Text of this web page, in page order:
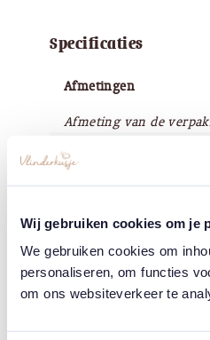
Wij gebruiken cookies om je
We gebruiken cookies om
personaliseren, om functies
om ons websiteverkeer te
Specificaties
Afmetingen
Afmeting van de
Waarden
Merk
Wondercandle®